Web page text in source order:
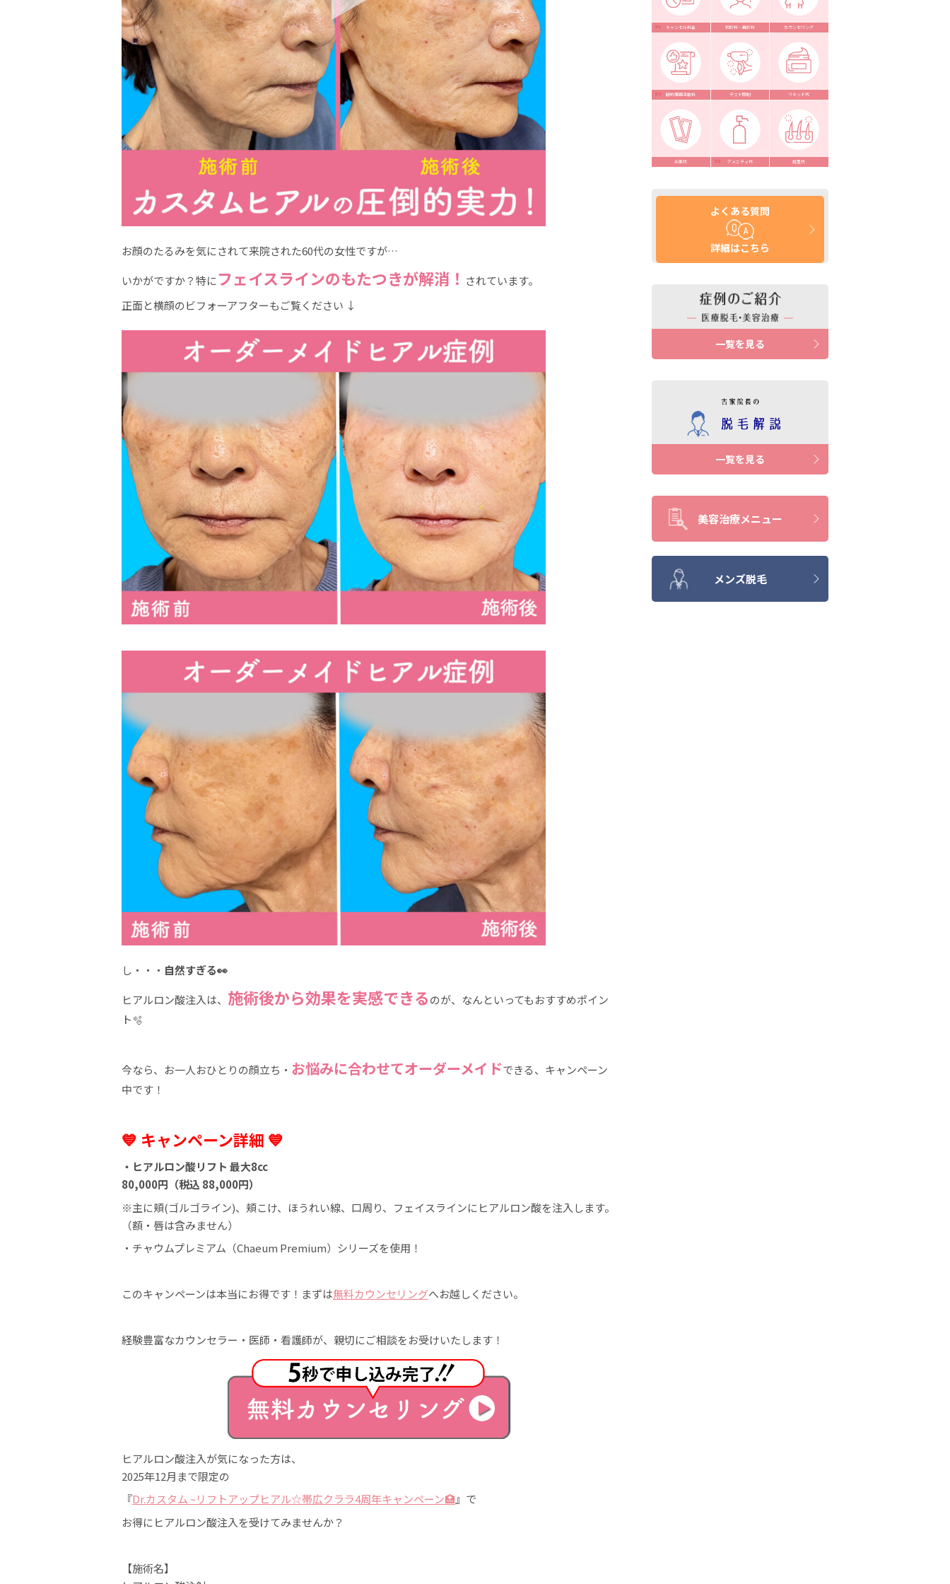
お顔のたるみを気にされて来院された60代の女性ですが…
いかがですか？特にフェイスラインのもたつきが解消！ されています。
正面と横顔のビフォーアフターもご覧ください ↓
し・・・ 自然すぎる👀
ヒアルロン酸注入は、 施術後から効果を実感できるのが、なんといってもおすすめポイン
ト🫧
今なら、お一人おひとりの顔立ち・ お悩みに合わせてオーダーメイドできる、キャンペーン
中です！
💙 キャンペーン詳細 💙
・ヒアルロン酸リフト 最大8cc
80,000円（税込 88,000円）
※主に頬(ゴルゴライン)、頬こけ、ほうれい線、口周り、フェイスラインにヒアルロン酸を注入します。
（額・唇は含みません）
・チャウムプレミアム（Chaeum Premium）シリーズを使用！
このキャンペーンは本当にお得です！まずは無料カウンセリングへお越しください。
経験豊富なカウンセラー・医師・看護師が、親切にご相談をお受けいたします！
ヒアルロン酸注入が気になった方は、
2025年12月まで限定の
『Dr.カスタム ~リフトアップヒアル☆帯広クララ4周年キャンペーン🏥』で
お得にヒアルロン酸注入を受けてみませんか？
【施術名】
キャンセル料金 初診料・再診料 カウンセリング
解約事務手数料 テスト照射 リキッド代
お薬代 アメニティ代 処置代
よくある質問
詳細はこちら
一覧を見る
一覧を見る
美容治療メニュー
メンズ脱毛